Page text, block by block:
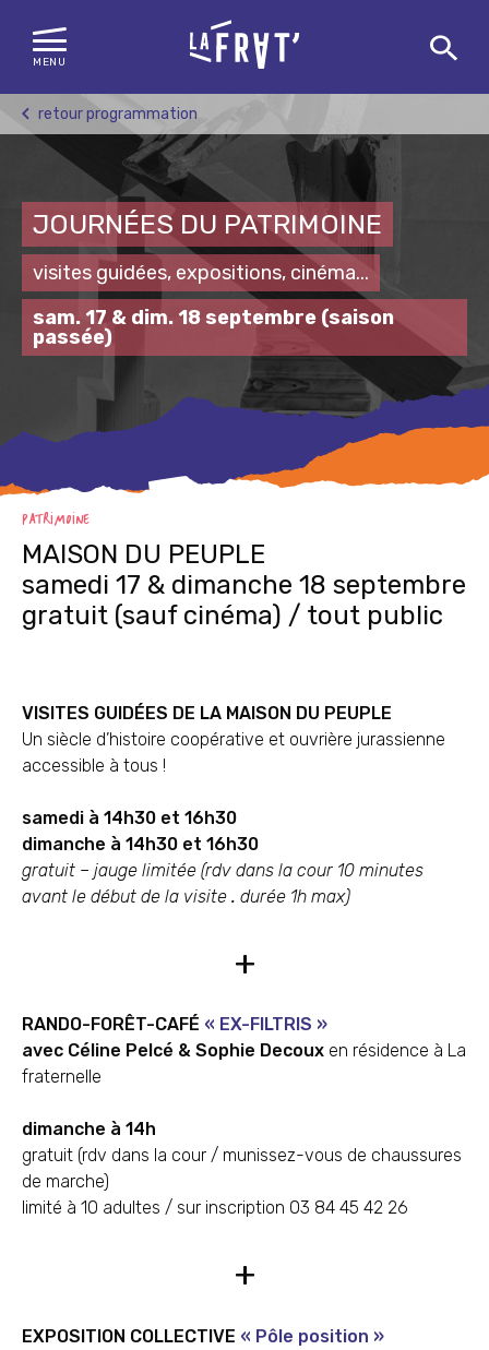
Skip
to
content
MENU
retour programmation
JOURNÉES DU PATRIMOINE
visites guidées, expositions, cinéma...
sam. 17 & dim. 18 septembre (saison
passée)
PATRIMOINE
MAISON DU PEUPLE
samedi 17 & dimanche 18 septembre
gratuit (sauf cinéma) / tout public
VISITES GUIDÉES DE LA MAISON DU PEUPLE
Un siècle d’histoire coopérative et ouvrière jurassienne
accessible à tous !
samedi à 14h30 et 16h30
dimanche à 14h30 et 16h30
gratuit – jauge limitée (rdv dans la cour 10 minutes
avant le début de la visite . durée 1h max)
+
RANDO-FORÊT-CAFÉ « EX-FILTRIS »
avec Céline Pelcé & Sophie Decoux en résidence à La
fraternelle
dimanche à 14h
gratuit (rdv dans la cour / munissez-vous de chaussures
de marche)
limité à 10 adultes / sur inscription 03 84 45 42 26
+
EXPOSITION COLLECTIVE « Pôle position »